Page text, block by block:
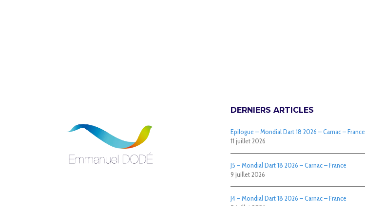
DERNIERS ARTICLES
Epilogue – Mondial Dart 18 2026 – Carnac – France
11 juillet 2026
J5 – Mondial Dart 18 2026 – Carnac – France
9 juillet 2026
J4 – Mondial Dart 18 2026 – Carnac – France